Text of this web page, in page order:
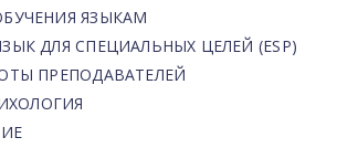
ЯЗЫКАМ
ДЛЯ СПЕЦИАЛЬНЫХ ЦЕЛЕЙ (ESP)
ПРЕПОДАВАТЕЛЕЙ